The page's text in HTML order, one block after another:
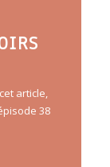
article,
38